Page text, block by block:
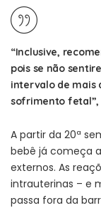
“Inclusive,
pois se não
intervalo de mais
sofrimento fetal”,
A partir da 20ª
bebê já começa a
externos. As
intrauterinas – e
passa fora da